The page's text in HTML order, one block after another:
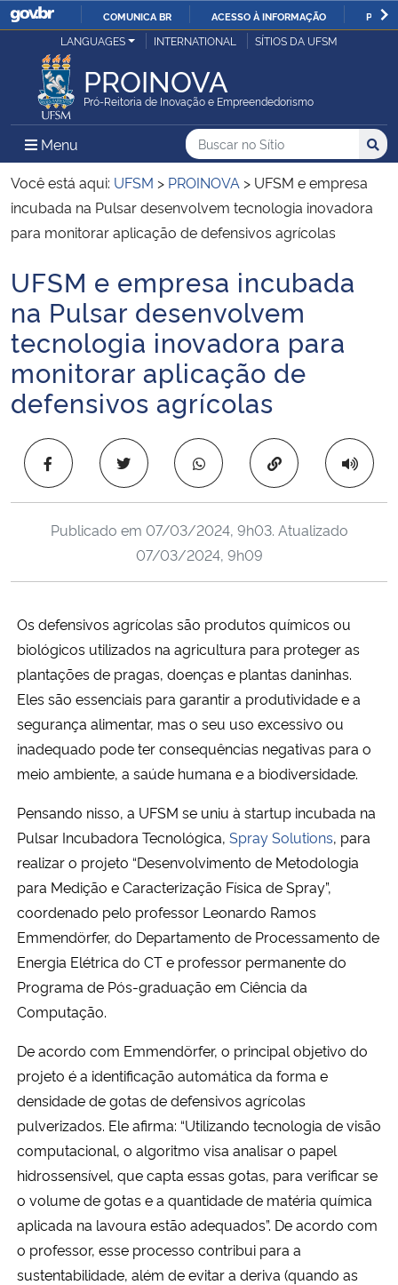
IR
O
COMUNICA BR ACESSO À INFORMAÇÃO
Ministério da Justiça e Segurança Pública
Ministério da Defesa
Ministério das Relações Exteriores
Ministério da Economia
Ministério da Infraestrutura
Ministério da Agricultura, Pecuária e Abastecimento
Ministério da Educação
Ministério da Cidadania
Ministério da Saúde
Ministério de Minas e Energia
Ministério da Ciência, Tecnologia, Inovações e Comunicações
Ministério do Turismo
Ministério do Desenvolvimento Regional
Controladoria-Geral da União
Secretaria-Geral
Secretaria de Governo
Gabinete de Segurança Institucional
Banco Central do Brasil
Planalto
LANGUAGES INTERNATIONAL SÍTIOS DA UFSM
PROINOVA
Pró-Reitoria de Inovação e Empreendedorismo
Menu Menu Principal do Sítio
Busca
Buscar no no Sítio
Busca:
Você está aqui: UFSM > PROINOVA > UFSM e empresa
incubada na Pulsar desenvolvem tecnologia inovadora
para monitorar aplicação de defensivos agrícolas
Início do conteúdo
UFSM e empresa incubada
na Pulsar desenvolvem
tecnologia inovadora para
monitorar aplicação de
defensivos agrícolas
Copiar para área
Publicado em 07/03/2024, 9h03. Atualizado
07/03/2024, 9h09
Os defensivos agrícolas são produtos químicos ou
biológicos utilizados na agricultura para proteger as
plantações de pragas, doenças e plantas daninhas.
Eles são essenciais para garantir a produtividade e a
segurança alimentar, mas o seu uso excessivo ou
inadequado pode ter consequências negativas para o
meio ambiente, a saúde humana e a biodiversidade.
Pensando nisso, a UFSM se uniu à startup incubada na
Pulsar Incubadora Tecnológica, Spray Solutions, para
realizar o projeto “Desenvolvimento de Metodologia
para Medição e Caracterização Física de Spray”,
coordenado pelo professor Leonardo Ramos
Emmendörfer, do Departamento de Processamento de
Energia Elétrica do CT e professor permanente do
Programa de Pós-graduação em Ciência da
Computação.
De acordo com Emmendörfer, o principal objetivo do
projeto é a identificação automática da forma e
densidade de gotas de defensivos agrícolas
pulverizados. Ele afirma: “Utilizando tecnologia de visão
computacional, o algoritmo visa analisar o papel
hidrossensível, que capta essas gotas, para verificar se
o volume de gotas e a quantidade de matéria química
aplicada na lavoura estão adequados”. De acordo com
o professor, esse processo contribui para a
sustentabilidade, além de evitar a deriva (quando as